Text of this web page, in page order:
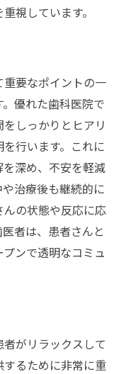
視しています。
要なポイントの一
優れた歯科医院で
しっかりとヒアリ
行います。これに
深め、不安を軽減
治療後も継続的に
の状態や反応に応
者は、患者さんと
ンで透明なコミュ
がリラックスして
るために非常に重